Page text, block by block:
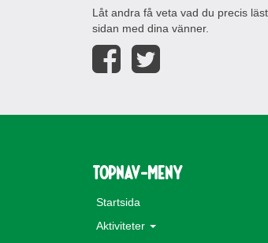
Låt andra få veta vad du precis
sidan med dina vänner.
topnav-meny
Startsida
Aktiviteter